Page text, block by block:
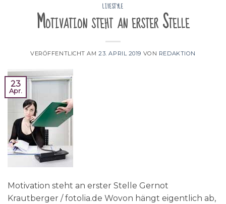
LIFESTYLE
Motivation steht an erster Stelle
VERÖFFENTLICHT AM23. APRIL 2019 VON REDAKTION
23
Apr.
Motivation steht an erster Stelle Gernot
Krautberger / fotolia.de Wovon hängt eigentlich ab,